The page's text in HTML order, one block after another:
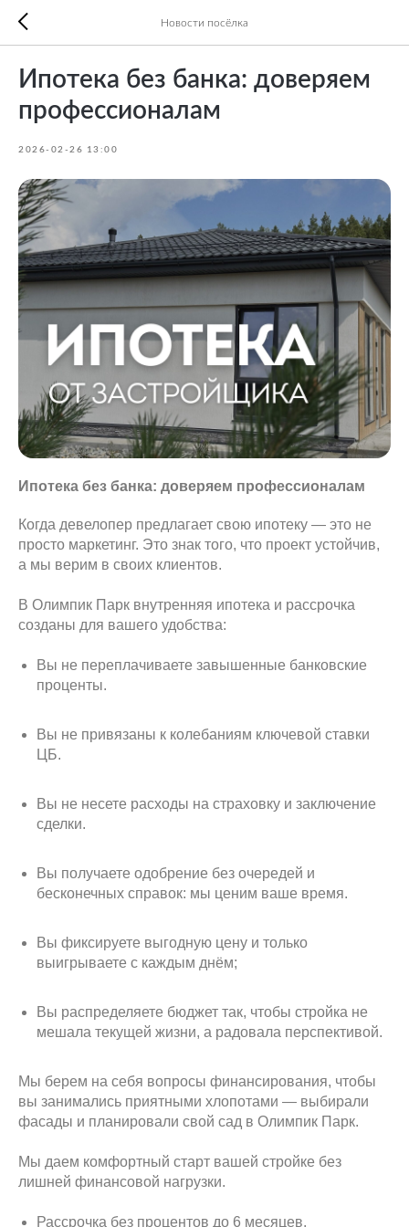
Новости посёлка
Ипотека без банка: доверяем
профессионалам
2026-02-26 13:00
Ипотека без банка: доверяем профессионалам
Когда девелопер предлагает свою ипотеку — это не
просто маркетинг. Это знак того, что проект устойчив,
а мы верим в своих клиентов.
В Олимпик Парк внутренняя ипотека и рассрочка
созданы для вашего удобства:
Вы не переплачиваете завышенные банковские
проценты.
Вы не привязаны к колебаниям ключевой ставки
ЦБ.
Вы не несете расходы на страховку и заключение
сделки.
Вы получаете одобрение без очередей и
бесконечных справок: мы ценим ваше время.
Вы фиксируете выгодную цену и только
выигрываете с каждым днём;
Вы распределяете бюджет так, чтобы стройка не
мешала текущей жизни, а радовала перспективой.
Мы берем на себя вопросы финансирования, чтобы
вы занимались приятными хлопотами — выбирали
фасады и планировали свой сад в Олимпик Парк.
Мы даем комфортный старт вашей стройке без
лишней финансовой нагрузки.
Рассрочка без процентов до 6 месяцев.